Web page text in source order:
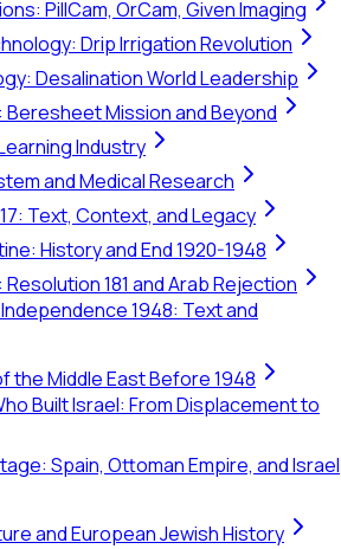
PillCam, OrCam, Given Imaging
Drip Irrigation Revolution
Desalination World Leadership
Mission and Beyond
Industry
and Medical Research
Text, Context, and Legacy
History and End 1920-1948
Resolution 181 and Arab Rejection
1948: Text and
the Middle East Before 1948
Built Israel: From Displacement to
Spain, Ottoman Empire, and Israel
and European Jewish History